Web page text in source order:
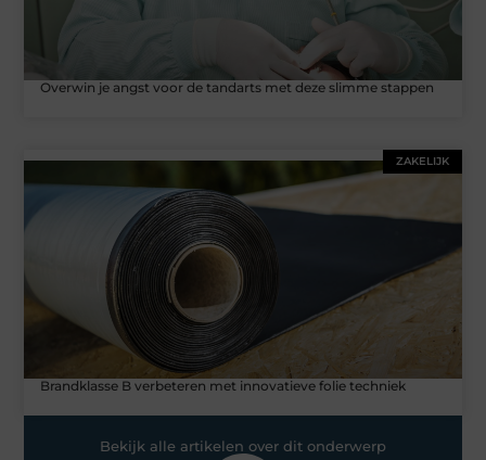
Overwin je angst voor de tandarts met deze slimme stappen
ZAKELIJK
Brandklasse B verbeteren met innovatieve folie techniek
Bekijk alle artikelen over dit onderwerp